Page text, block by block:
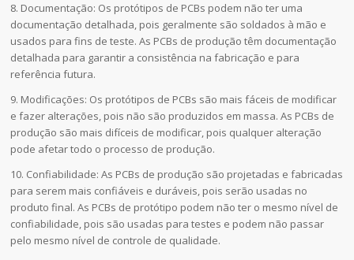
8. Documentação: Os protótipos de PCBs podem não ter uma
documentação detalhada, pois geralmente são soldados à mão e
usados para fins de teste. As PCBs de produção têm documentação
detalhada para garantir a consistência na fabricação e para
referência futura.
9. Modificações: Os protótipos de PCBs são mais fáceis de modificar
e fazer alterações, pois não são produzidos em massa. As PCBs de
produção são mais difíceis de modificar, pois qualquer alteração
pode afetar todo o processo de produção.
10. Confiabilidade: As PCBs de produção são projetadas e fabricadas
para serem mais confiáveis e duráveis, pois serão usadas no
produto final. As PCBs de protótipo podem não ter o mesmo nível de
confiabilidade, pois são usadas para testes e podem não passar
pelo mesmo nível de controle de qualidade.